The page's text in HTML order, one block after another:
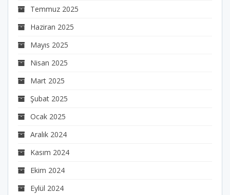
Temmuz 2025
Haziran 2025
Mayıs 2025
Nisan 2025
Mart 2025
Şubat 2025
Ocak 2025
Aralık 2024
Kasım 2024
Ekim 2024
Eylül 2024